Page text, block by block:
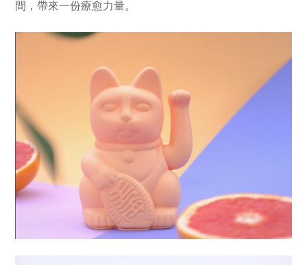
間，帶來一份療愈力量。